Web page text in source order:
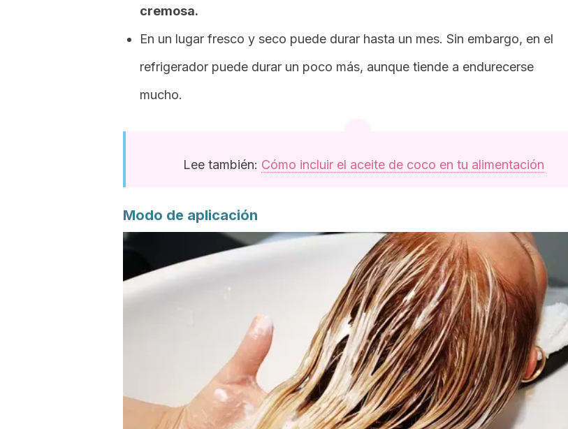
cremosa.
En un lugar fresco y seco puede durar hasta un mes. Sin embargo, en el
refrigerador puede durar un poco más, aunque tiende a endurecerse
mucho.
Lee también: Cómo incluir el aceite de coco en tu alimentación
Modo de aplicación